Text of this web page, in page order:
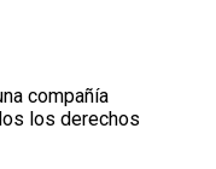
compañía
los derechos